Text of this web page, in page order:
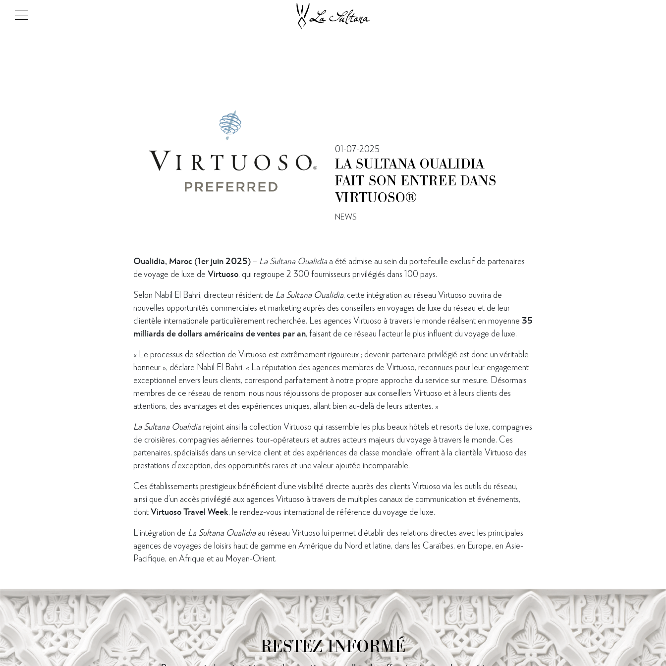
01-07-2025
LA SULTANA OUALIDIA
FAIT SON ENTREE DANS
VIRTUOSO®
NEWS
Oualidia, Maroc (1er juin 2025)– La Sultana Oualidiaa été admise au sein du portefeuille exclusif de partenaires
de voyage de luxe de Virtuoso, qui regroupe 2 300 fournisseurs privilégiés dans 100 pays.
Selon Nabil El Bahri, directeur résident de La Sultana Oualidia, cette intégration au réseau Virtuoso ouvrira de
nouvelles opportunités commerciales et marketing auprès des conseillers en voyages de luxe du réseau et de leur
clientèle internationale particulièrement recherchée. Les agences Virtuoso à travers le monde réalisent en moyenne 35
milliards de dollars américains de ventes par an, faisant de ce réseau l’acteur le plus influent du voyage de luxe.
« Le processus de sélection de Virtuoso est extrêmement rigoureux ; devenir partenaire privilégié est donc un véritable
honneur », déclare Nabil El Bahri. « La réputation des agences membres de Virtuoso, reconnues pour leur engagement
exceptionnel envers leurs clients, correspond parfaitement à notre propre approche du service sur mesure. Désormais
membres de ce réseau de renom, nous nous réjouissons de proposer aux conseillers Virtuoso et à leurs clients des
attentions, des avantages et des expériences uniques, allant bien au-delà de leurs attentes. »
La Sultana Oualidiarejoint ainsi la collection Virtuoso qui rassemble les plus beaux hôtels et resorts de luxe, compagnies
de croisières, compagnies aériennes, tour-opérateurs et autres acteurs majeurs du voyage à travers le monde. Ces
partenaires, spécialisés dans un service client et des expériences de classe mondiale, offrent à la clientèle Virtuoso des
prestations d’exception, des opportunités rares et une valeur ajoutée incomparable.
Ces établissements prestigieux bénéficient d’une visibilité directe auprès des clients Virtuoso via les outils du réseau,
ainsi que d’un accès privilégié aux agences Virtuoso à travers de multiples canaux de communication et événements,
dontVirtuoso Travel Week, le rendez-vous international de référence du voyage de luxe.
L’intégration de La Sultana Oualidiaau réseau Virtuoso lui permet d’établir des relations directes avec les principales
agences de voyages de loisirs haut de gamme en Amérique du Nord et latine, dans les Caraïbes, en Europe, en Asie-
Pacifique, en Afrique et au Moyen-Orient.
RESTEZ INFORMÉ